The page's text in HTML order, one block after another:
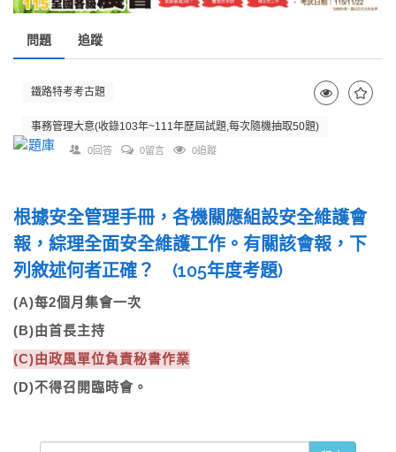
問題 追蹤
鐵路特考考古題
事務管理大意(收錄103年~111年歷屆試題,每次隨機抽取50題)
0回答 0留言 0追蹤
根據安全管理手冊，各機關應組設安全維護會
報，綜理全面安全維護工作。有關該會報，下
列敘述何者正確？ (105年度考題)
(A)每2個月集會一次
(B)由首長主持
(C)由政風單位負責秘書作業
(D)不得召開臨時會。